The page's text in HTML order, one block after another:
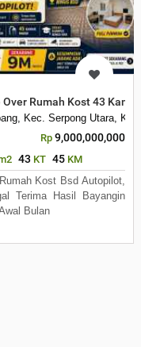
BSD Serpong Tangsel
Over Rumah Kost 43
Kec. Serpong Utara,
Rp 9,000,000,000
43 KT 45 KM
Kost Bsd Autopilot,
Terima Hasil Bayangin
Bulan